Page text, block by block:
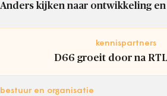
Anders kijken naar ontwikkeling
kennispartners
D66 groeit door na
bestuur en organisatie